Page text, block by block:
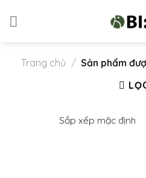
Trang chủ / Sản phẩm